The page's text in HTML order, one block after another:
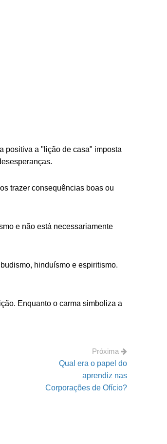
positiva a "lição de casa" imposta
trazer consequências boas ou
e não está necessariamente
hinduísmo e espiritismo.
Enquanto o carma simboliza a
Próxima
Qual era o papel do
aprendiz nas
Corporações de Ofício?